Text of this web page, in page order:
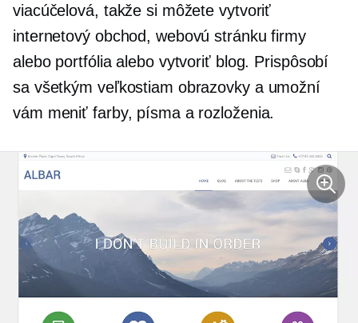
viacúčelová, takže si môžete vytvoriť
internetový obchod, webovú stránku firmy
alebo portfólia alebo vytvoriť blog. Prispôsobí
sa všetkým veľkostiam obrazovky a umožní
vám meniť farby, písma a rozloženia.